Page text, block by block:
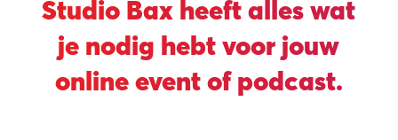
Studio Bax heeft alles wat
je nodig hebt voor jouw
online event of podcast.